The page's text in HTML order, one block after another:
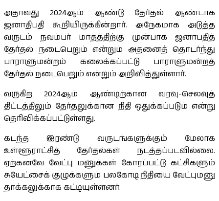
அதாவது 2024ஆம் ஆண்டு தேர்தல் ஆண்டாக
ஜனாதிபதி கூறியிருக்கின்றார். அநேகமாக அடுத்த
வருடம் நவம்பர் மாதத்திற்கு முன்பாக ஜனாபதித்
தேர்தல் நடைபெறும் என்றும் அதனைத் தொடர்ந்து
பாராளுமன்றம் கலைக்கப்பட்டு பாராளுமன்றத்
தேர்தல் நடைபெறும் என்றும் அறிவித்துள்ளார்.
வருகிற 2024ஆம் ஆண்டிற்கான வரவு-செலவுத்
திட்டத்திலும் தேர்தலுக்கான நிதி ஒதுக்கப்படும் என்று
தெரிவிக்கப்பட்டுள்ளது.
கடந்த இரண்டு வருடங்களுக்கும் மேலாக
உள்ளூராட்சித் தேர்தல்கள் நடத்தப்படவில்லை.
ஏற்கனவே வேட்பு மனுக்கள் கோரப்பட்டு கட்சிகளும்
சுயேட்சைக் குழுக்களும் பலகோடி நிதியை வேட்புமனு
தாக்கலுக்காக கட்டியுள்ளனர்.